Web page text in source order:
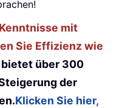
mit
Sie Effizienz wie
über 300
der
Klicken Sie hier,